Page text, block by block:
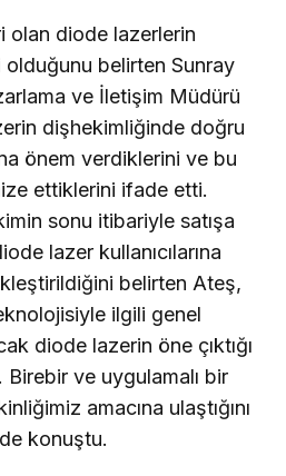
olan diode lazerlerin
belirten Sunray
ve İletişim Müdürü
dişhekimliğinde doğru
önem verdiklerini ve bu
ettiklerini ifade etti.
sonu itibariyle satışa
lazer kullanıcılarına
belirten Ateş,
ilgili genel
diode lazerin öne çıktığı
Birebir ve uygulamalı bir
amacına ulaştığını
konuştu.